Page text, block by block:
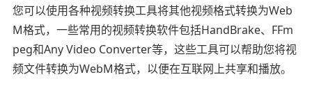
您可以使用各种视频转换工具将其他视频格式转换为Web
M格式，一些常用的视频转换软件包括HandBrake、FFm
peg和Any Video Converter等，这些工具可以帮助您将视
频文件转换为WebM格式，以便在互联网上共享和播放。